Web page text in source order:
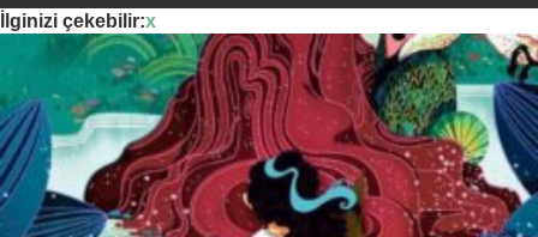
İlginizi çekebilir:x